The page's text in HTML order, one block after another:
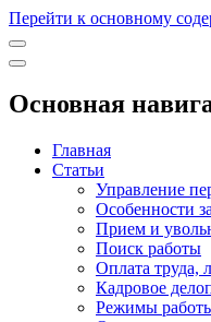
Перейти к основному
Основная
Главная
Статьи
Управление
Особенности
Прием и
Поиск работы
Оплата труда,
Кадровое
Режимы